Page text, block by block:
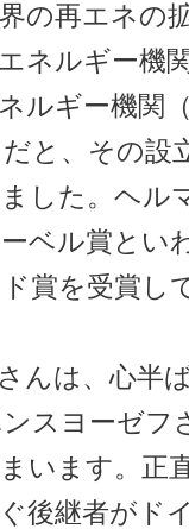
の再エネの
ネルギー機
ルギー機関
と、その設
した。ヘル
ベル賞とい
賞を受賞し
んは、心半
スヨーゼフ
います。正
後継者がド